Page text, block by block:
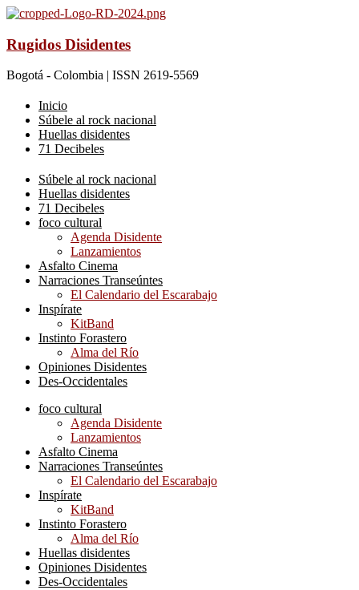
Rugidos Disidentes
Bogotá - Colombia | ISSN 2619-5569
Inicio
Súbele al rock nacional
Huellas disidentes
71 Decibeles
Súbele al rock nacional
Huellas disidentes
71 Decibeles
foco cultural
Agenda Disidente
Lanzamientos
Asfalto Cinema
Narraciones Transeúntes
El Calendario del Escarabajo
Inspírate
KitBand
Instinto Forastero
Alma del Río
Opiniones Disidentes
Des-Occidentales
foco cultural
Agenda Disidente
Lanzamientos
Asfalto Cinema
Narraciones Transeúntes
El Calendario del Escarabajo
Inspírate
KitBand
Instinto Forastero
Alma del Río
Huellas disidentes
Opiniones Disidentes
Des-Occidentales